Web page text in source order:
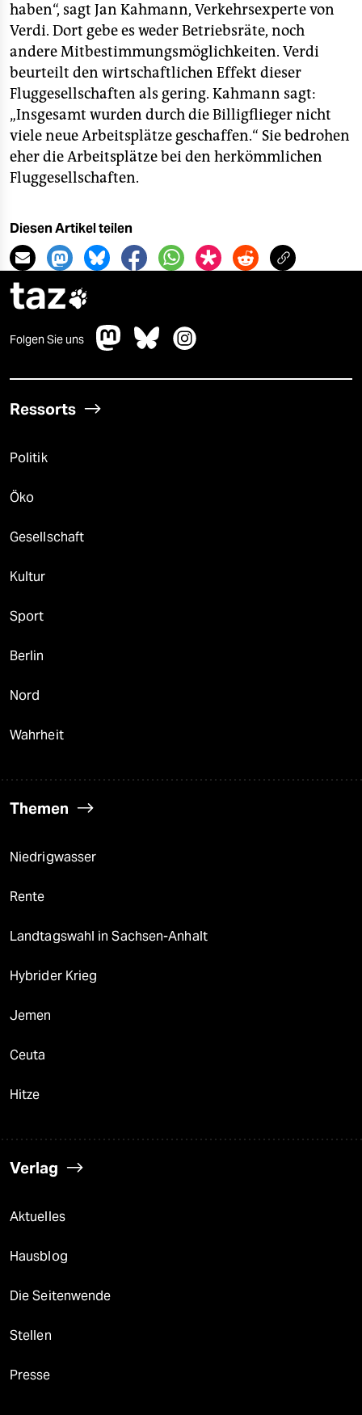
haben“, sagt Jan Kahmann, Verkehrsexperte von
Verdi. Dort gebe es weder Betriebsräte, noch
andere Mitbestimmungsmöglichkeiten. Verdi
beurteilt den wirtschaftlichen Effekt dieser
Fluggesellschaften als gering. Kahmann sagt:
„Insgesamt wurden durch die Billigflieger nicht
viele neue Arbeitsplätze geschaffen.“ Sie bedrohen
eher die Arbeitsplätze bei den herkömmlichen
Fluggesellschaften.
Diesen Artikel teilen
taz
Folgen Sie uns
Ressorts
Politik
Öko
Gesellschaft
Kultur
Sport
Berlin
Nord
Wahrheit
Themen
Niedrigwasser
Rente
Landtagswahl in Sachsen-Anhalt
Hybrider Krieg
Jemen
Ceuta
Hitze
Verlag
Aktuelles
Hausblog
Die Seitenwende
Stellen
Presse